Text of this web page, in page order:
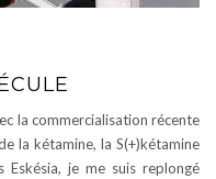
la commercialisation récente
la kétamine, la S(+)kétamine
Eskésia, je me suis replongé